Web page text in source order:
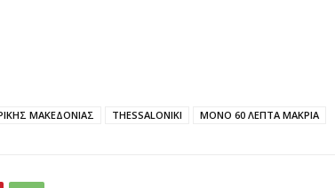
ΜΑΚΕΔΟΝΙΑΣ THESSALONIKI ΜΟΝΟ 60 ΛΕΠΤΑ ΜΑΚΡΙΑ